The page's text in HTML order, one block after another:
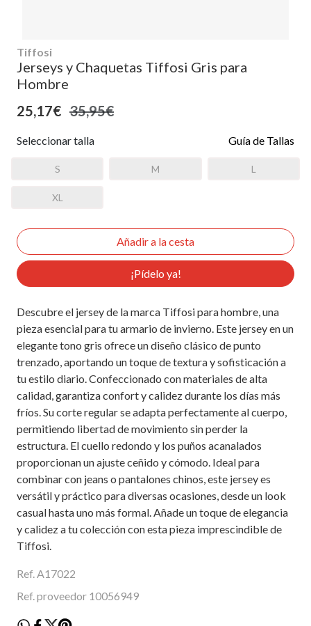
Tiffosi
Jerseys y Chaquetas Tiffosi Gris para
Hombre
25,17€ 35,95€
Seleccionar talla Guía de Tallas
S M L
XL
¡Pídelo ya!
Descubre el jersey de la marca Tiffosi para hombre, una
pieza esencial para tu armario de invierno. Este jersey en un
elegante tono gris ofrece un diseño clásico de punto
trenzado, aportando un toque de textura y sofisticación a
tu estilo diario. Confeccionado con materiales de alta
calidad, garantiza confort y calidez durante los días más
fríos. Su corte regular se adapta perfectamente al cuerpo,
permitiendo libertad de movimiento sin perder la
estructura. El cuello redondo y los puños acanalados
proporcionan un ajuste ceñido y cómodo. Ideal para
combinar con jeans o pantalones chinos, este jersey es
versátil y práctico para diversas ocasiones, desde un look
casual hasta uno más formal. Añade un toque de elegancia
y calidez a tu colección con esta pieza imprescindible de
Tiffosi.
Ref. A17022
Ref. proveedor 10056949